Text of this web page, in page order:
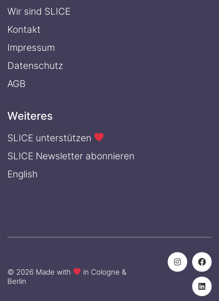
Wir sind SLICE
Kontakt
Impressum
Datenschutz
AGB
Weiteres
SLICE unterstützen
SLICE Newsletter abonnieren
English
© 2026 Made with
in Cologne &
Berlin